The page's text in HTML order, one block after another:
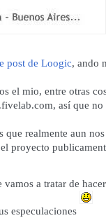
post de Loogic, ando
el mio, entre otras
así que no
que realmente aun
proyecto
vamos a tratar de
especulaciones